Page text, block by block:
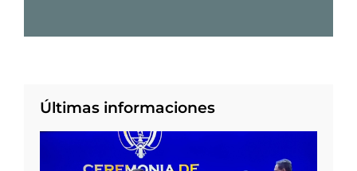
Últimas informaciones